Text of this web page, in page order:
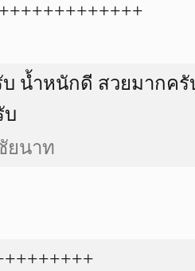
น้ำหนักดี สวยมากครั
บ
ยนาท